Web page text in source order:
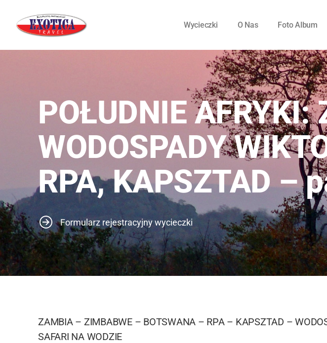
Wycieczki O Nas Foto Album
POŁUDNIE
WODOSPADY
RPA, KAPSZTAD –
Formularz rejestracyjny wycieczki
ZAMBIA – ZIMBABWE – BOTSWANA – RPA – KAPSZTAD –
SAFARI NA WODZIE